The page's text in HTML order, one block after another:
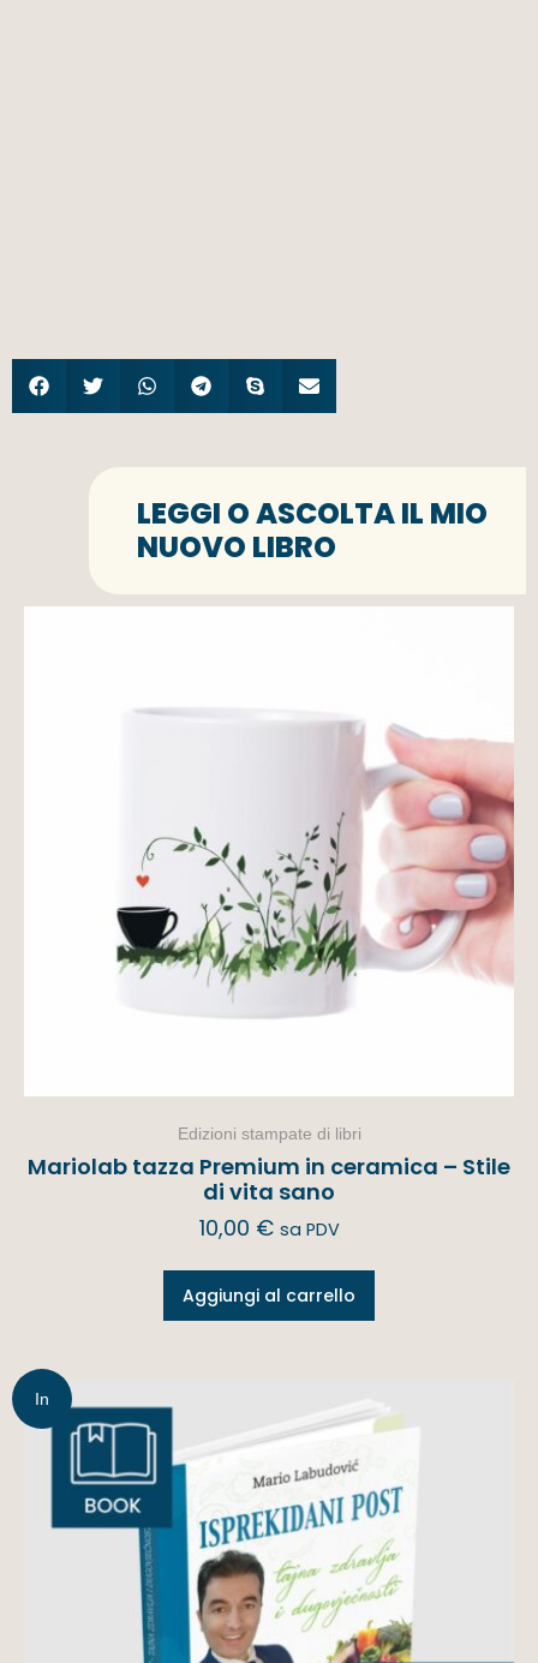
LEGGI O ASCOLTA IL MIO
NUOVO LIBRO
Edizioni stampate di libri
Mariolab tazza Premium in ceramica – Stile
di vita sano
10,00 € sa PDV
Aggiungi al carrello
In